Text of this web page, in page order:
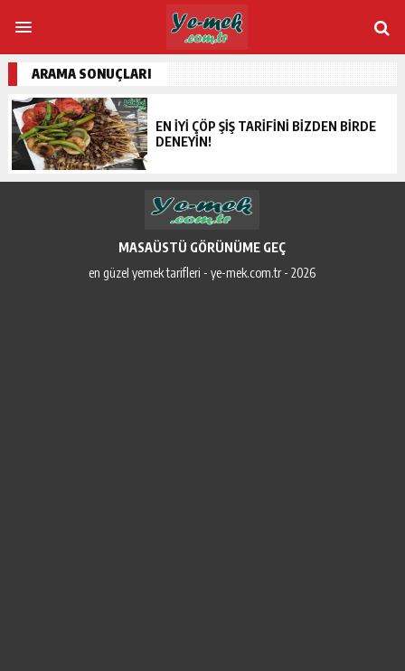
ARAMA SONUÇLARI
EN IYI ÇÖP ŞIŞ TARIFINI BIZDEN BIRDE
DENEYIN!
MASAÜSTÜ GÖRÜNÜME GEÇ
en güzel yemek tarifleri - ye-mek.com.tr - 2026